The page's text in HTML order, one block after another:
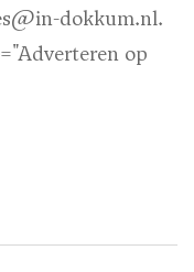
dokkum.nl.
op